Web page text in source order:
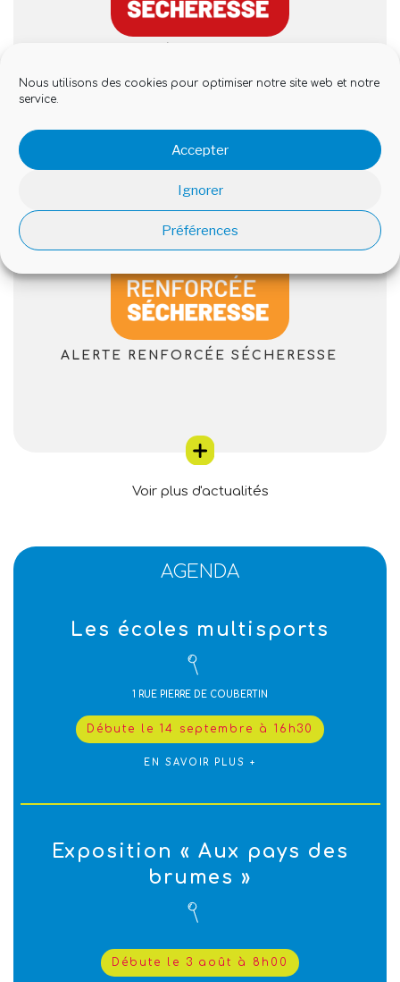
Nous utilisons des cookies pour optimiser notre site web et notre
service.
Accepter
Ignorer
Préférences
21 JUILLET 2026
ALERTE RENFORCÉE SÉCHERESSE
Voir plus d'actualités
AGENDA
Les écoles multisports
1 RUE PIERRE DE COUBERTIN
Débute le 14 septembre à 16h30
EN SAVOIR PLUS +
Exposition « Aux pays des
brumes »
Débute le 3 août à 8h00